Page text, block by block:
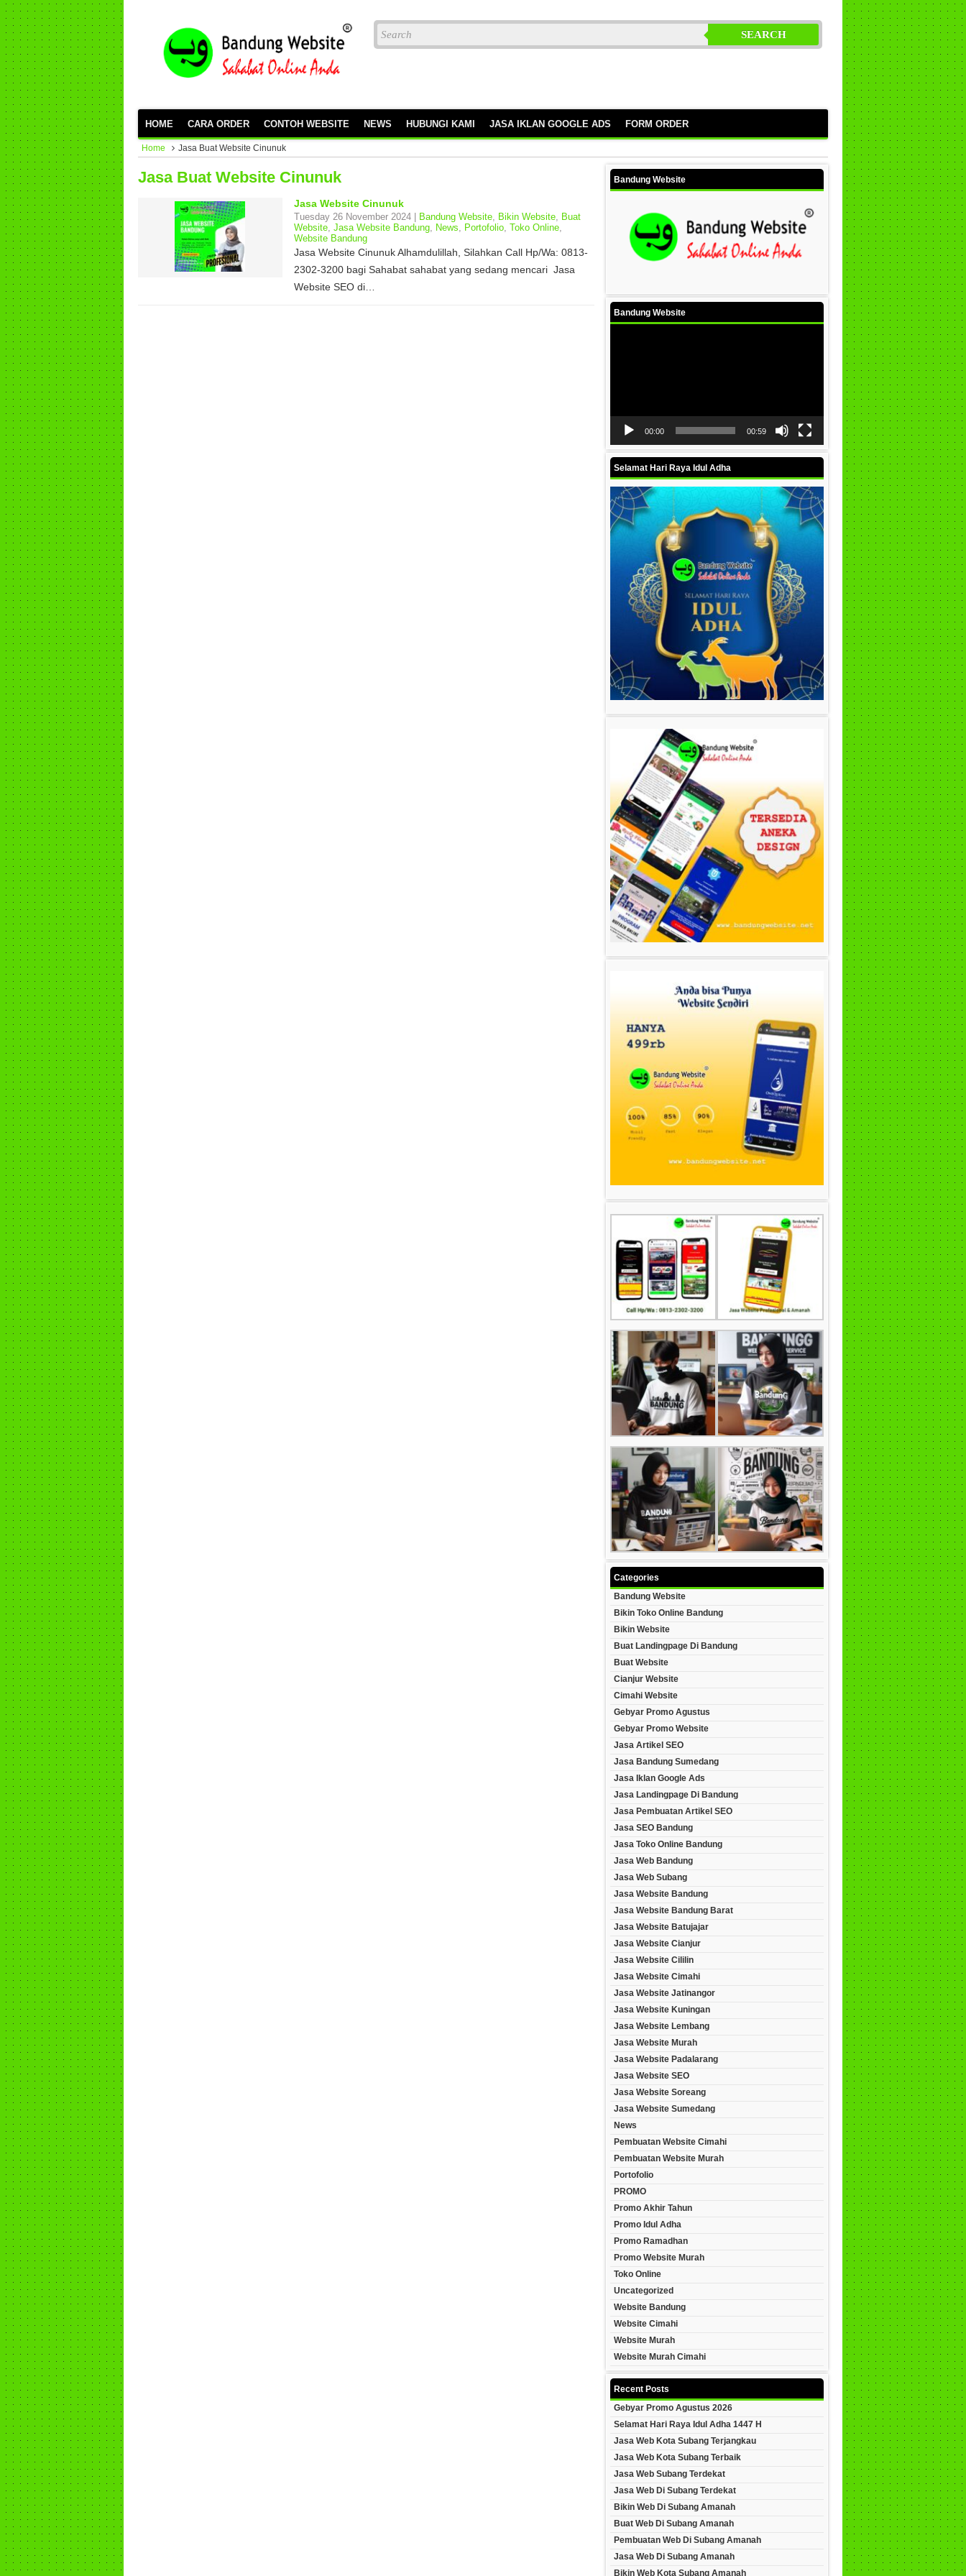
SEARCH
HOME CARA ORDER CONTOH WEBSITE NEWS HUBUNGI KAMI JASA IKLAN GOOGLE ADS FORM ORDER
Home Jasa Buat Website Cinunuk
Jasa Buat Website Cinunuk
Jasa Website Cinunuk
Tuesday 26 November 2024 | Bandung Website, Bikin Website, Buat
Website, Jasa Website Bandung, News Portofolio, Toko Online,
Website Bandung
Jasa Website Cinunuk Alhamdulillah, Silahkan Call Hp/Wa: 0813-
2302-3200 bagi Sahabat sahabat yang sedang mencari Jasa
Website SEO di…
Bandung Website
Bandung Website
00:00 00:59
Selamat Hari Raya Idul Adha
Categories
Bandung Website
Bikin Toko Online Bandung
Bikin Website
Buat Landingpage Di Bandung
Buat Website
Cianjur Website
Cimahi Website
Gebyar Promo Agustus
Gebyar Promo Website
Jasa Artikel SEO
Jasa Bandung Sumedang
Jasa Iklan Google Ads
Jasa Landingpage Di Bandung
Jasa Pembuatan Artikel SEO
Jasa SEO Bandung
Jasa Toko Online Bandung
Jasa Web Bandung
Jasa Web Subang
Jasa Website Bandung
Jasa Website Bandung Barat
Jasa Website Batujajar
Jasa Website Cianjur
Jasa Website Cililin
Jasa Website Cimahi
Jasa Website Jatinangor
Jasa Website Kuningan
Jasa Website Lembang
Jasa Website Murah
Jasa Website Padalarang
Jasa Website SEO
Jasa Website Soreang
Jasa Website Sumedang
News
Pembuatan Website Cimahi
Pembuatan Website Murah
Portofolio
PROMO
Promo Akhir Tahun
Promo Idul Adha
Promo Ramadhan
Promo Website Murah
Toko Online
Uncategorized
Website Bandung
Website Cimahi
Website Murah
Website Murah Cimahi
Recent Posts
Gebyar Promo Agustus 2026
Selamat Hari Raya Idul Adha 1447 H
Jasa Web Kota Subang Terjangkau
Jasa Web Kota Subang Terbaik
Jasa Web Subang Terdekat
Jasa Web Di Subang Terdekat
Bikin Web Di Subang Amanah
Buat Web Di Subang Amanah
Pembuatan Web Di Subang Amanah
Jasa Web Di Subang Amanah
Bikin Web Kota Subang Amanah